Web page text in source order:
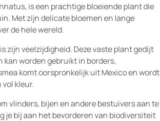
is een prachtige bloeiende plant die
Met zijn delicate bloemen en lange
de hele wereld.
zijn veelzijdigheid. Deze vaste plant gedijt
kan worden gebruikt in borders,
komt oorspronkelijk uit Mexico en wordt
kleur.
vlinders, bijen en andere bestuivers aan te
je bij aan het bevorderen van biodiversiteit